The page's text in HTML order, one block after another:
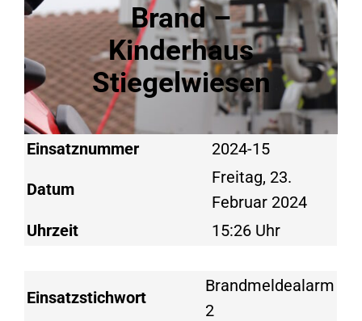
Brand –
Kinderhaus
Stiegelwiesen
Einsatznummer 2024-15
Datum
Freitag, 23.
Februar 2024
Uhrzeit
15:26 Uhr
Einsatzstichwort
Brandmeldealarm
2